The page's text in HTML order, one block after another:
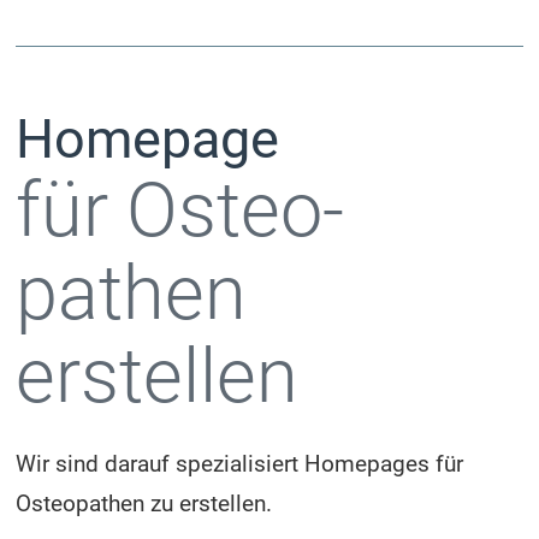
Homepage
für Osteo­
pathen
erstellen
Wir sind darauf spezialisiert Homepages für
Osteopathen zu erstellen.